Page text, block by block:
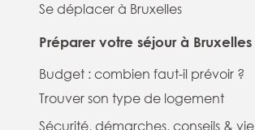
Se déplacer à Bruxelles
Préparer votre séjour à Bruxelles
Budget : combien faut-il prévoir ?
Trouver son type de logement
Sécurité, démarches, conseils & vie